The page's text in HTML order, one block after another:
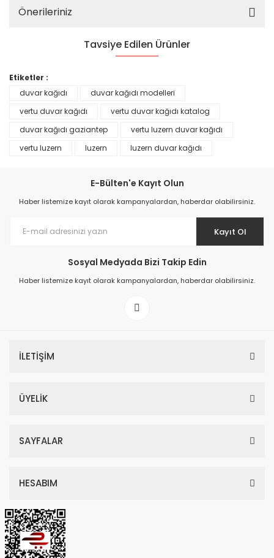
Önerileriniz
Tavsiye Edilen Ürünler
Prime ArtDECO Duvar Kağıdı Tutkalı 500 gr
199,00 TL
Etiketler :
duvar kağıdı
duvar kağıdı modelleri
vertu duvar kağıdı
vertu duvar kağıdı katalog
duvar kağıdı gaziantep
vertu luzern duvar kağıdı
vertu luzern
luzern luzern duvar kağıdı
E-Bülten'e Kayıt Olun
Haber listemize kayıt olarak kampanyalardan, haberdar olabilirsiniz.
Kayıt Ol
Sosyal Medyada Bizi Takip Edin
Haber listemize kayıt olarak kampanyalardan, haberdar olabilirsiniz.
İLETİŞİM
ÜYELİK
SAYFALAR
HESABIM